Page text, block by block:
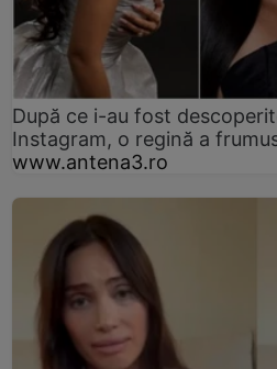
După ce i-au fost
Instagram, o regină a
www.antena3.ro